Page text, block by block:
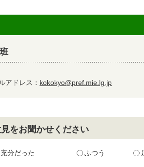
アドレス： kokokyo@pref.mie.lg.jp
をお聞かせください
充分だった ふつう